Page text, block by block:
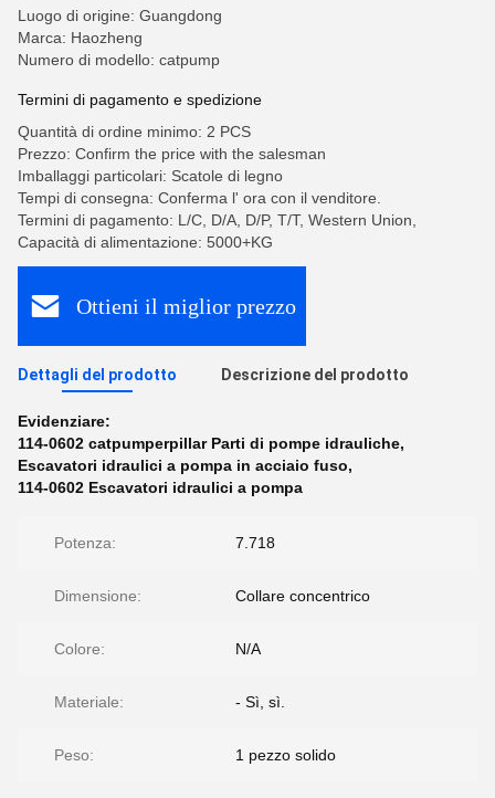
Luogo di origine: Guangdong
Marca: Haozheng
Numero di modello: catpump
Termini di pagamento e spedizione
Quantità di ordine minimo: 2 PCS
Prezzo: Confirm the price with the salesman
Imballaggi particolari: Scatole di legno
Tempi di consegna: Conferma l' ora con il venditore.
Termini di pagamento: L/C, D/A, D/P, T/T, Western Union,
Capacità di alimentazione: 5000+KG
Ottieni il miglior prezzo
Dettagli del prodotto Descrizione del prodotto
Evidenziare:
114-0602 catpumperpillar Parti di pompe idrauliche,
Escavatori idraulici a pompa in acciaio fuso,
114-0602 Escavatori idraulici a pompa
Potenza: 7.718
Dimensione: Collare concentrico
Colore: N/A
Materiale: - Sì, sì.
Peso: 1 pezzo solido